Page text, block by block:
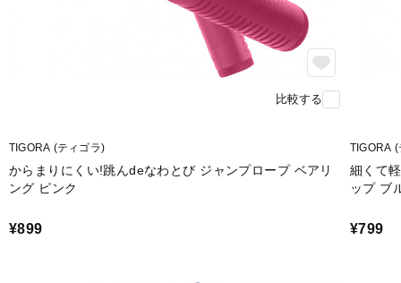
比較する
TIGORA (ティゴラ)
からまりにくい!跳んdeなわとび ジャンプロープ ベアリ
ング ピンク
¥899
TIGORA
細くて
ップ ブ
¥799